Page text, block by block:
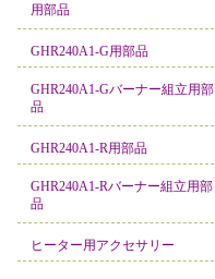
用部品
GHR240A1-G用部品
GHR240A1-Gバーナー組立用部
品
GHR240A1-R用部品
GHR240A1-Rバーナー組立用部
品
ヒーター用アクセサリー